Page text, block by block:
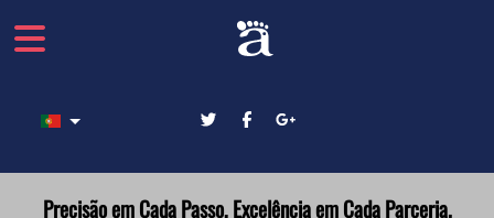
Escolha o seu idioma
Precisão em Cada Passo, Excelência em Cada Parceria.